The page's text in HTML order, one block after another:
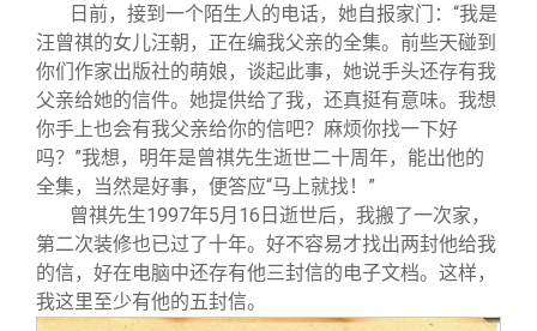
三创大赛
实用信息
会长致辞
总会章程
理事会名单
制度法规
日前，接到一个陌生人的电话，她自报家门：“我是
汪曾祺的女儿汪朝，正在编我父亲的全集。前些天碰到
你们作家出版社的萌娘，谈起此事，她说手头还存有我
父亲给她的信件。她提供给了我，还真挺有意味。我想
你手上也会有我父亲给你的信吧？麻烦你找一下好
吗？”我想，明年是曾祺先生逝世二十周年，能出他的
全集，当然是好事，便答应“马上就找！”
曾祺先生1997年5月16日逝世后，我搬了一次家，
第二次装修也已过了十年。好不容易才找出两封他给我
的信，好在电脑中还存有他三封信的电子文档。这样，
我这里至少有他的五封信。